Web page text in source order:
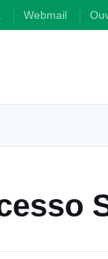
Webmail